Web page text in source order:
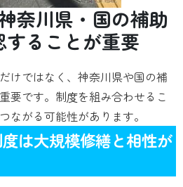
奈川県・国の補助
することが重要
けではなく、神奈川県や国の補
要です。制度を組み合わせるこ
ながる可能性があります。
は大規模修繕と相性が